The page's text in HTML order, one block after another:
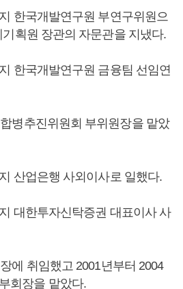
한국개발연구원 부연구위원으
획원 장관의 자문관을 지냈다.
한국개발연구원 금융팀 선임연
병추진위원회 부위원장을 맡았
산업은행 사외이사로 일했다.
대한투자신탁증권 대표이사 사
에 취임했고 2001년부터 2004
회장을 맡았다.